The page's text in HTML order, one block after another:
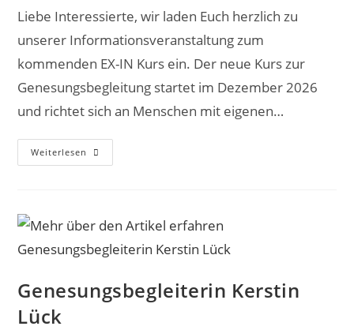
Liebe Interessierte, wir laden Euch herzlich zu
unserer Informationsveranstaltung zum
kommenden EX-IN Kurs ein. Der neue Kurs zur
Genesungsbegleitung startet im Dezember 2026
und richtet sich an Menschen mit eigenen…
Weiterlesen EX-
IN
Genesungsbegleiterin Kerstin
Lück